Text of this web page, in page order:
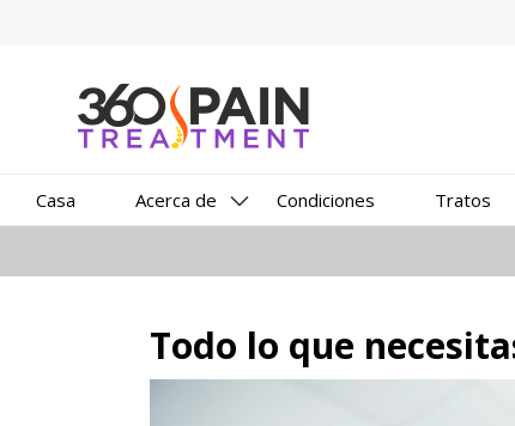
Casa Acerca de Condiciones Tratos
Todo lo que